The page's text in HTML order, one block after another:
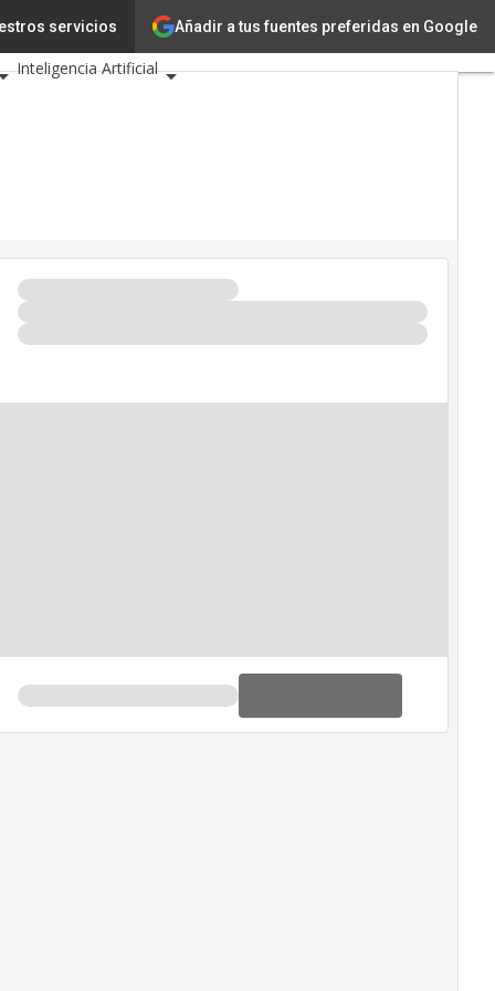
Añadir a tus fuentes preferidas en Google
servicios
Innovación
Inteligencia Artificial